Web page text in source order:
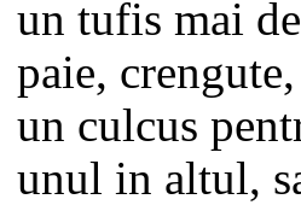
un tufis mai
paie,
un culcus
unul in altul,